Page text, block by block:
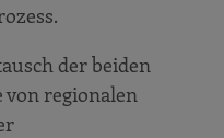
der beiden
regionalen